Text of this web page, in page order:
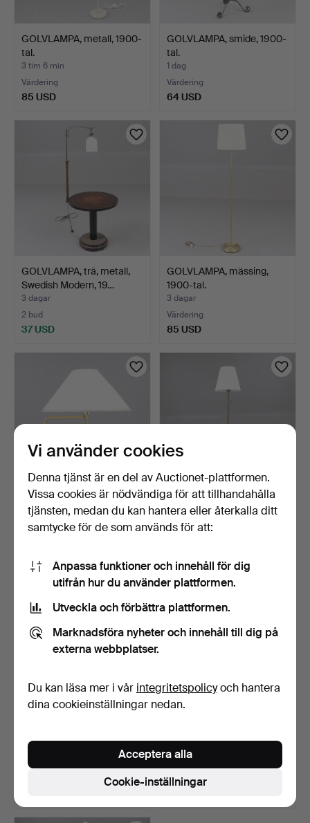
GOLVLAMPA, metall, 1900-
tal.
3 tim 6 min
Värdering
85 USD
GOLVLAMPA, smide, 1900-
tal.
1 dag
Värdering
64 USD
GOLVLAMPA, trä, metall,
Swedish Modern, 19…
3 dagar
2 bud
37 USD
GOLVLAMPA, mässing,
1900-tal.
3 dagar
Värdering
85 USD
GOLVLAMPA, mässing,
RAF, 1900-talets andra…
3 dagar
43 USD
GOLVLAMPA, metall, Ikea,
19/2000-tal.
5 dagar
85 USD
märkt ABO 250, 1900-ta…
10 dagar
mässing.
1 bud
Vi använder cookies
Denna tjänst är en del av Auctionet-plattformen.
Vissa cookies är nödvändiga för att tillhandahålla
tjänsten, medan du kan hantera eller återkalla ditt
samtycke för de som används för att:
Anpassa funktioner och innehåll för dig
utifrån hur du använder plattformen.
Utveckla och förbättra plattformen.
Marknadsföra nyheter och innehåll till dig på
externa webbplatser.
Du kan läsa mer i vår integritetspolicyoch hantera
dina cookieinställningar nedan.
Cookie-inställningar
Acceptera alla